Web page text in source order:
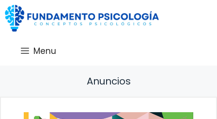
Saltar
al
contenido
Menu
Anuncios